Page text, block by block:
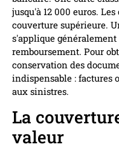
jusqu'à 12 000 euros.
couverture supérieure.
s'applique
remboursement. Pour
conservation des
indispensable : factures
aux sinistres.
La
valeur